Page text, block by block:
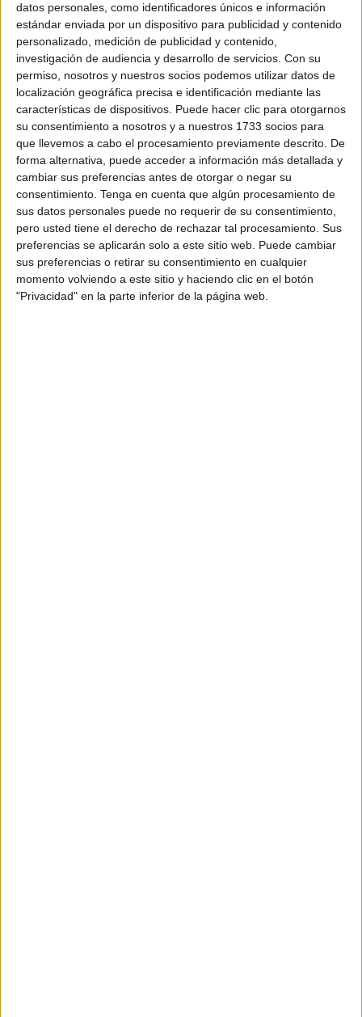
datos personales, como identificadores únicos e información
estándar enviada por un dispositivo para publicidad y contenido
personalizado, medición de publicidad y contenido,
investigación de audiencia y desarrollo de servicios. Con su
permiso, nosotros y nuestros socios podemos utilizar datos de
localización geográfica precisa e identificación mediante las
características de dispositivos. Puede hacer clic para otorgarnos
su consentimiento a nosotros y a nuestros 1733 socios para
que llevemos a cabo el procesamiento previamente descrito. De
forma alternativa, puede acceder a información más detallada y
cambiar sus preferencias antes de otorgar o negar su
consentimiento. Tenga en cuenta que algún procesamiento de
sus datos personales puede no requerir de su consentimiento,
pero usted tiene el derecho de rechazar tal procesamiento. Sus
preferencias se aplicarán solo a este sitio web. Puede cambiar
sus preferencias o retirar su consentimiento en cualquier
momento volviendo a este sitio y haciendo clic en el botón
"Privacidad" en la parte inferior de la página web.